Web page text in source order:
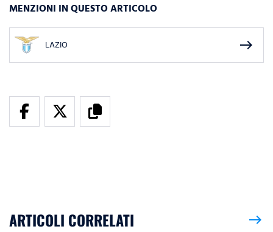
MENZIONI IN QUESTO ARTICOLO
LAZIO east
ARTICOLI CORRELATI east